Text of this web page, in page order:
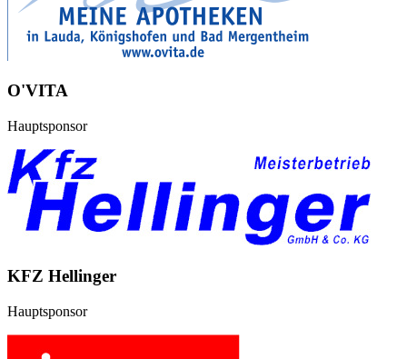
O'VITA
Hauptsponsor
KFZ Hellinger
Hauptsponsor